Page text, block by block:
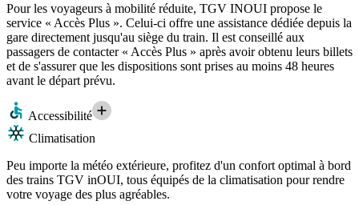
Pour les voyageurs à mobilité réduite, TGV INOUI propose le
service « Accès Plus ». Celui-ci offre une assistance dédiée depuis la
gare directement jusqu'au siège du train. Il est conseillé aux
passagers de contacter « Accès Plus » après avoir obtenu leurs billets
et de s'assurer que les dispositions sont prises au moins 48 heures
avant le départ prévu.
Accessibilité
Climatisation
Peu importe la météo extérieure, profitez d'un confort optimal à bord
des trains TGV inOUI, tous équipés de la climatisation pour rendre
votre voyage des plus agréables.